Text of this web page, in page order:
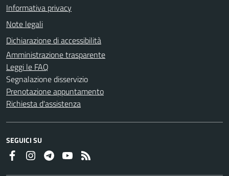
Informativa privacy
Note legali
Dichiarazione di accessibilità
Amministrazione trasparente
Leggi le FAQ
Segnalazione disservizio
Prenotazione appuntamento
Richiesta d'assistenza
SEGUICI SU